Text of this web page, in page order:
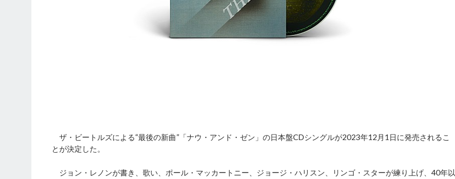
ザ・ビートルズによる“最後の新曲”「ナウ・アンド・ゼン」の日本盤CDシングルが2023年12月1日に発売されるこ
とが決定した。
ジョン・レノンが書き、歌い、ポール・マッカートニー、ジョージ・ハリスン、リンゴ・スターが練り上げ、40年以